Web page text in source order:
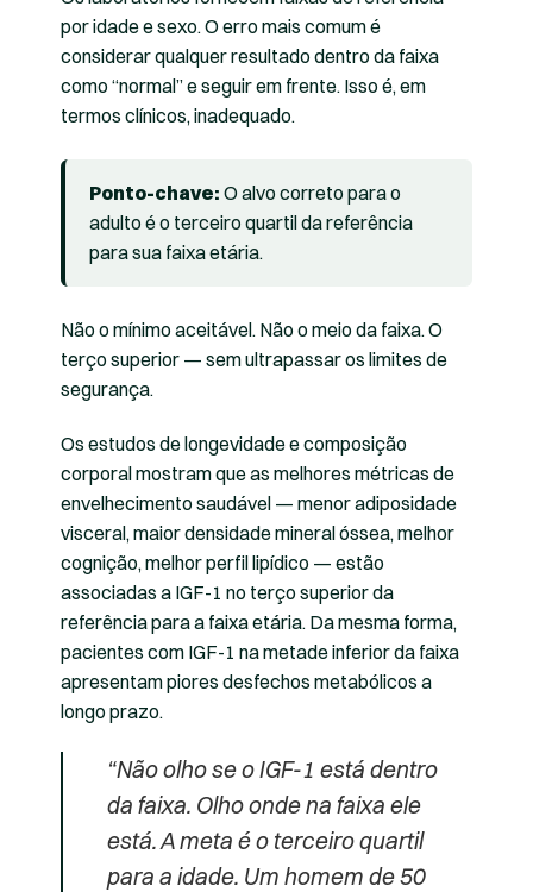
por idade e sexo. O erro mais comum é
considerar qualquer resultado dentro da faixa
como “normal” e seguir em frente. Isso é, em
termos clínicos, inadequado.
Ponto-chave: O alvo correto para o
adulto é o terceiro quartil da referência
para sua faixa etária.
Não o mínimo aceitável. Não o meio da faixa. O
terço superior — sem ultrapassar os limites de
segurança.
Os estudos de longevidade e composição
corporal mostram que as melhores métricas de
envelhecimento saudável — menor adiposidade
visceral, maior densidade mineral óssea, melhor
cognição, melhor perfil lipídico — estão
associadas a IGF-1 no terço superior da
referência para a faixa etária. Da mesma forma,
pacientes com IGF-1 na metade inferior da faixa
apresentam piores desfechos metabólicos a
longo prazo.
“Não olho se o IGF-1 está dentro
da faixa. Olho onde na faixa ele
está. A meta é o terceiro quartil
para a idade. Um homem de 50